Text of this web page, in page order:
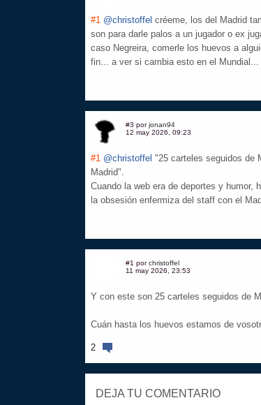
#1 @christoffel créeme, los del Madrid
son para darle palos a un jugador o ex
caso Negreira, comerle los huevos a
fin... a ver si cambia esto en el Mundial...
#3 porjonan94
12 may 2026, 09:23
#1 @christoffel "25 carteles seguidos de
Madrid".
Cuando la web era de deportes y
la obsesión enfermiza del staff con el
#1 porchristoffel
11 may 2026, 23:53
Y con este son 25 carteles seguidos de
Cuán hasta los huevos estamos de
2
DEJA TU COMENTARIO